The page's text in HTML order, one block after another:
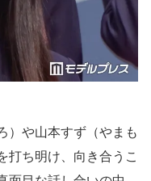
）や山本すず（やまも
打ち明け、向き合うこ